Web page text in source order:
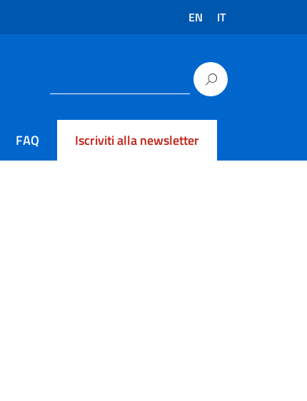
EN IT
FAQ Iscriviti alla newsletter